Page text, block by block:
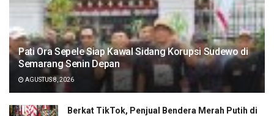
Pati Ora Sepele Siap Kawal Sidang Korupsi Sudewo di
Semarang Senin Depan
AGUSTUS 8, 2026
​Berkat TikTok, Penjual Bendera Merah Putih di